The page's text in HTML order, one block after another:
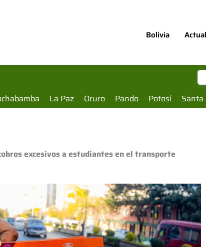
Bolivia
La Paz Oruro Pando Potosí Santa
excesivos a estudiantes en el transporte